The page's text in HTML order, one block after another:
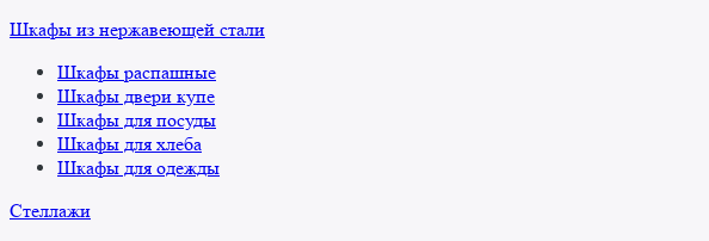
Шкафы из нержавеющей стали
Шкафы распашные
Шкафы двери купе
Шкафы для посуды
Шкафы для хлеба
Шкафы для одежды
Стеллажи